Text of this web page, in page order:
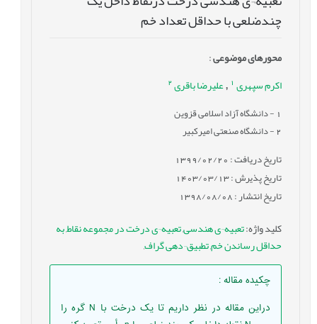
چندضلعی با حداقل تعداد خم
محورهای موضوعی:
اکرم سپهری , علیرضا باقری 2
- دانشگاه آزاد اسلامی قزوین
2- دانشگاه صنعتی امیرکبیر
تاریخ دریافت : 1399/02/20
تاریخ پذیرش : 1403/03/13
تاریخ انتشار : 1398/08/08
کلید واژه:تعبیه¬ی هندسی,تعبیه¬ی درخت در مجموعه نقاط,به
حداقل رساندن خم,تطبیق¬دهی گراف,
چکیده مقاله:
دراین مقاله در نظر داریم تا یک درخت با N گره را